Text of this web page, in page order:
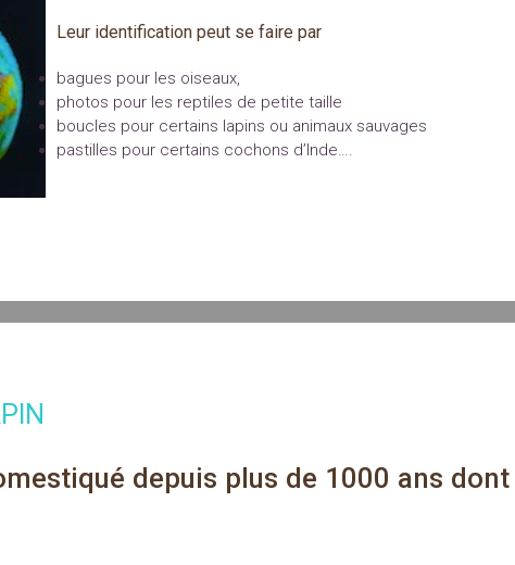
Leur identification peut se faire par
bagues pour les oiseaux,
photos pour les reptiles de petite taille
boucles pour certains lapins ou animaux sauvages
pastilles pour certains cochons d’Inde….
depuis plus de 1000 ans